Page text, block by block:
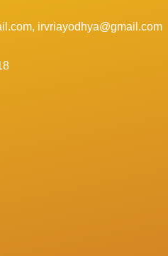
irvriayodhya@gmail.com